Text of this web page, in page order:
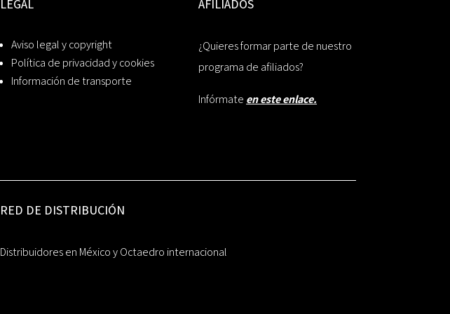
LEGAL
Aviso legal y copyright
Política de privacidad y cookies
Información de transporte
AFILIADOS
¿Quieres formar parte de nuestro
programa de afiliados?
Infórmate en este enlace.
RED DE DISTRIBUCIÓN
Distribuidores en México y Octaedro internacional